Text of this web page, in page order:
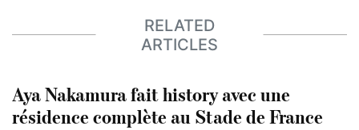
RELATED
ARTICLES
Aya Nakamura fait history avec une
résidence complète au Stade de France